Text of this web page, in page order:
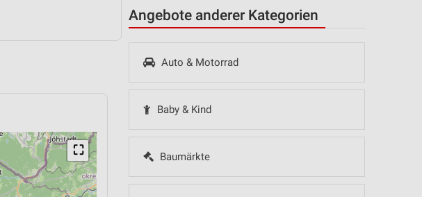
Angebote anderer Kategorien
Auto & Motorrad
Baby & Kind
Baumärkte
⛶